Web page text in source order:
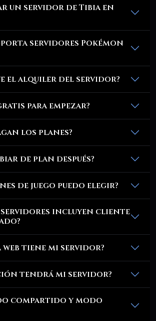
un servidor de Tibia en
servidores Pokémon
el alquiler del servidor?
para empezar?
los planes?
de plan después?
de juego puedo elegir?
servidores incluyen cliente
web tiene mi servidor?
tendrá mi servidor?
compartido y modo